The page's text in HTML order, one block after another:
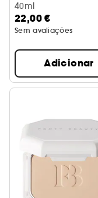
40ml
22,00 €
Sem avaliações
Adicionar